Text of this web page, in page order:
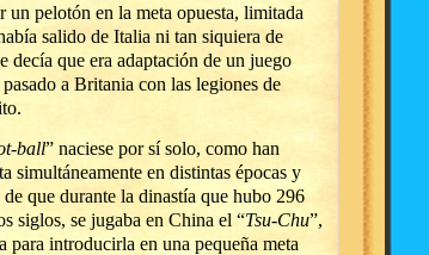
pelotón en la meta opuesta, limitada
salido de Italia ni tan siquiera de
decía que era adaptación de un juego
a Britania con las legiones de
ball” naciese por sí solo, como han
simultáneamente en distintas épocas y
que durante la dinastía que hubo 296
siglos, se jugaba en China el “Tsu-Chu”,
para introducirla en una pequeña meta